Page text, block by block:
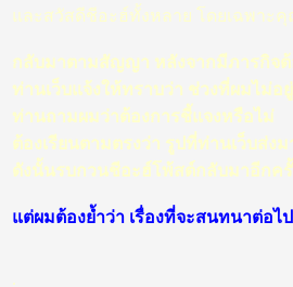
และสวัสดีชีอะฮ์ทั้งหลาย โดยเฉพาะคุ
กลับมาตามสัญญา หลังจากมีภารกิจต้
ท่านเว็บแจ้งให้ทราบว่า ช่วงที่ผมไม่
ท่านถามผมว่าต้องการชี้แจงหรือไม่
ต้องเรียนตามตรงว่า รูปที่ท่านเว็บส่ง
ดังนั้นรบกวนชีอะฮ์โพ้สต์กลับมาอีกค
แต่ผมต้องย้ำว่า เรื่องที่จะสนทนาต่อ
.